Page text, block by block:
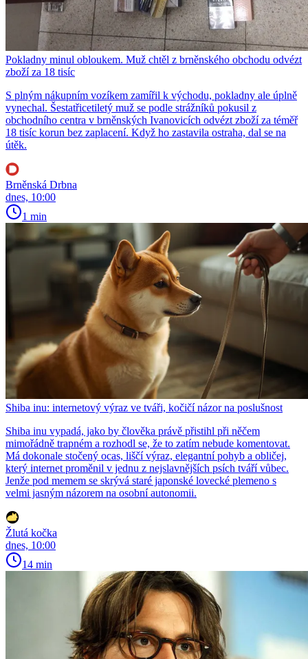
Pokladny minul obloukem. Muž chtěl z brněnského obchodu odvézt
zboží za 18 tisíc
S plným nákupním vozíkem zamířil k východu, pokladny ale úplně
vynechal. Šestatřicetiletý muž se podle strážníků pokusil z
obchodního centra v brněnských Ivanovicích odvézt zboží za téměř
18 tisíc korun bez zaplacení. Když ho zastavila ostraha, dal se na
útěk.
Brněnská Drbna
dnes, 10:00
1 min
Shiba inu: internetový výraz ve tváři, kočičí názor na poslušnost
Shiba inu vypadá, jako by člověka právě přistihl při něčem
mimořádně trapném a rozhodl se, že to zatím nebude komentovat.
Má dokonale stočený ocas, liščí výraz, elegantní pohyb a obličej,
který internet proměnil v jednu z nejslavnějších psích tváří vůbec.
Jenže pod memem se skrývá staré japonské lovecké plemeno s
velmi jasným názorem na osobní autonomii.
Žlutá kočka
dnes, 10:00
14 min